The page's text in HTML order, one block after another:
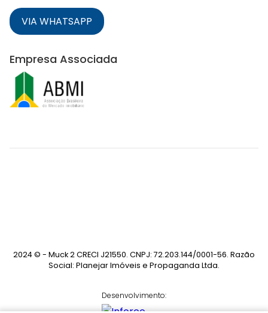
VIA WHATSAPP
Empresa Associada
2024 © - Muck 2 CRECI J21550. CNPJ: 72.203.144/0001-56. Razão
Social: Planejar Imóveis e Propaganda Ltda.
Desenvolvimento: